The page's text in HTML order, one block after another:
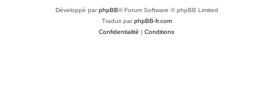
Développé parphpBB® Forum Software © phpBB Limited
Traduit parphpBB-fr.com
Confidentialité | Conditions